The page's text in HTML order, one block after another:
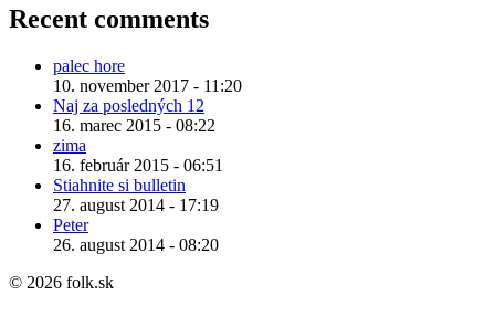
Recent comments
palec hore
10. november 2017 - 11:20
Naj za posledných 12
16. marec 2015 - 08:22
zima
16. február 2015 - 06:51
Stiahnite si bulletin
27. august 2014 - 17:19
Peter
26. august 2014 - 08:20
© 2026 folk.sk